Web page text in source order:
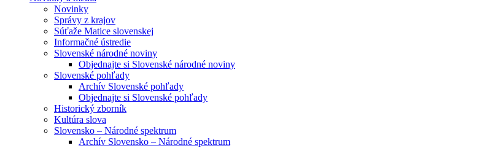
Novinky
Správy z krajov
Súťaže Matice slovenskej
Informačné ústredie
Slovenské národné noviny
Objednajte si Slovenské národné noviny
Slovenské pohľady
Archív Slovenské pohľady
Objednajte si Slovenské pohľady
Historický zborník
Kultúra slova
Slovensko – Národné spektrum
Archív Slovensko – Národné spektrum